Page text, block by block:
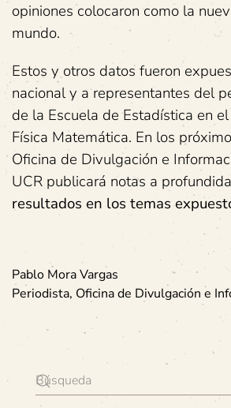
opiniones colocaron como la
mundo.
Estos y otros datos fueron
nacional y a representantes del
de la Escuela de Estadística en
Física Matemática. En los
Oficina de Divulgación e
UCR publicará notas a
resultados en los temas
Pablo MoraVargas
Periodista, Oficina de Divulgación e